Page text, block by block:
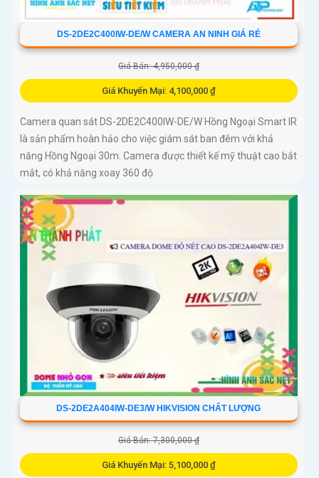
DS-2DE2C400IW-DE/W CAMERA AN NINH GIÁ RẺ
Giá Bán: 4,950,000 ₫
Giá Khuyến Mại: 4,100,000 ₫
Camera quan sát DS-2DE2C400IW-DE/W Hồng Ngoại Smart IR
là sản phẩm hoàn hảo cho việc giám sát ban đêm với khả
năng Hồng Ngoại 30m. Camera được thiết kế mỹ thuật cao bắt
mắt, có khả năng xoay 360 độ
DS-2DE2A404IW-DE3/W HIKVISION CHẤT LƯỢNG
Giá Bán: 7,300,000 ₫
Giá Khuyến Mại: 5,100,000 ₫